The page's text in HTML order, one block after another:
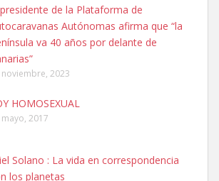
SHIBA CON MICROCHIP PERDIDO HOY
MESA Y LOPEZ. ES MUY ASUSTADIZO
Canaria
6.7.2025
de la Plataforma de
Autónomas afirma que “la
va 40 años por delante de
2023
HOMOSEXUAL
2017
Solano : La vida en correspondencia
los planetas